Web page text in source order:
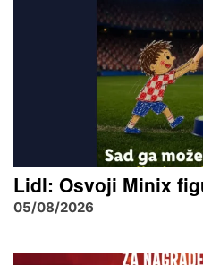
Lidl: Osvoji Minix
05/08/2026